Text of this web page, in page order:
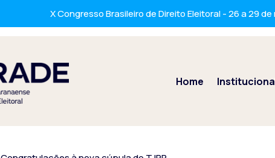
X Congresso Brasileiro de Direito Eleitoral - 26 a 29
Home